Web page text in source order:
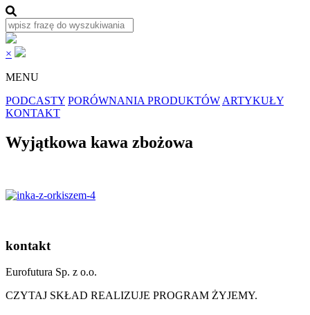
×
MENU
PODCASTY PORÓWNANIA PRODUKTÓW ARTYKUŁY
KONTAKT
Wyjątkowa kawa zbożowa
kontakt
Eurofutura Sp. z o.o.
CZYTAJ SKŁAD REALIZUJE PROGRAM ŻYJEMY.